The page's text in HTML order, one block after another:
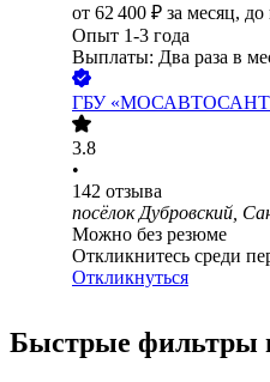
от 62 400 ₽ за месяц, до
Опыт 1-3 года
Выплаты: Два раза в
ГБУ
3.8
•
142 отзыва
посёлок Дубровский,
Можно без резюме
Откликнитесь среди
Откликнуться
Быстрые фильтры